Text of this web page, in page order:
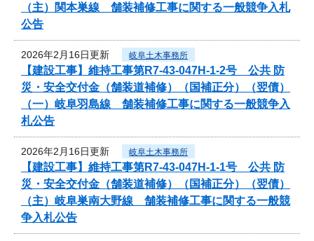
（主）関本巣線 舗装補修工事に関する一般競争入札
公告
2026年2月16日更新 岐阜土木事務所
【建設工事】維持工事第R7-43-047H-1-2号 公共 防
災・安全交付金（舗装道補修）（国補正分）（翌債）
（一）岐阜羽島線 舗装補修工事に関する一般競争入
札公告
2026年2月16日更新 岐阜土木事務所
【建設工事】維持工事第R7-43-047H-1-1号 公共 防
災・安全交付金（舗装道補修）（国補正分）（翌債）
（主）岐阜巣南大野線 舗装補修工事に関する一般競
争入札公告